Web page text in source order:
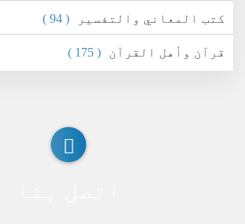
كتب المعاني والتفسير ( 94 )
قرآن وأهل القرآن ( 175 )